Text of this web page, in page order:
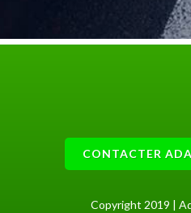
CONTACTER
Copyright 2019 |